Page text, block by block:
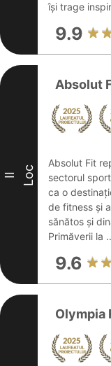
își trage
9.9
II Loc
Absolut
Absolut Fit
sectorul
ca o
de fitness și
sănătos și
Primăverii la
9.6
Olympia